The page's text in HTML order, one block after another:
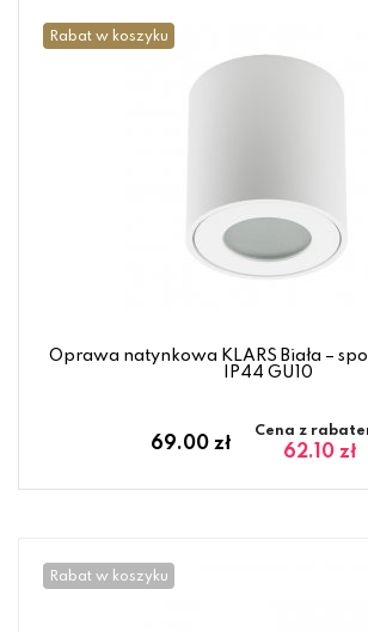
Rabat w koszyku
Oprawa natynkowa KLARS Biała –
IP44 GU10
69.00 zł
Cena z
62.10 zł
Rabat w koszyku